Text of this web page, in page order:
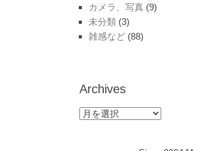
カメラ、写真 (9)
未分類 (3)
雑感など (88)
Archives
Archives